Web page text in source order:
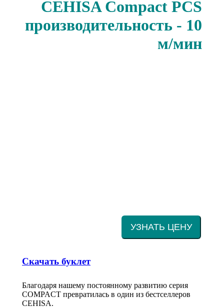
CEHISA Compact PCS
производительность - 10
м/мин
УЗНАТЬ ЦЕНУ
Скачать буклет
Благодаря нашему постоянному развитию серия
COMPACT превратилась в один из бестселлеров
CEHISA.